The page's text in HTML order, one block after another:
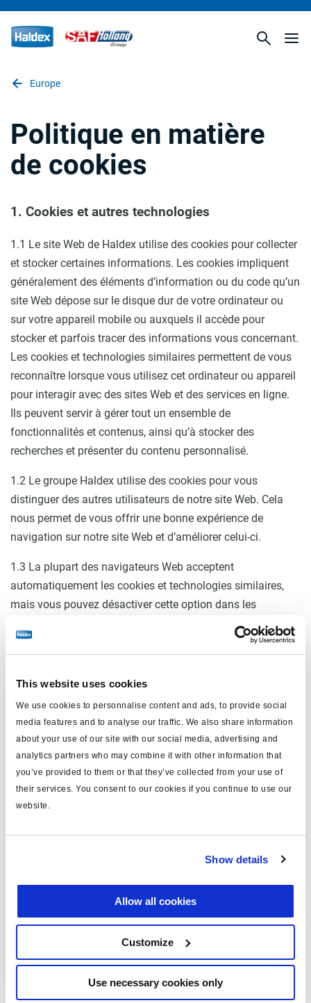
This website uses cookies
We use cookies to personnalise content and ads, to provide social
media features and to analyse our traffic. We also share information
about your use of our site with our social media, advertising and
analytics partners who may combine it with other information that
you’ve provided to them or that they’ve collected from your use of
their services. You consent to our cookies if you continue to use our
website.
Show details
Allow all cookies
Customize
Use necessary cookies only
Europe
Politique en matière
de cookies
1. Cookies et autres technologies
1.1 Le site Web de Haldex utilise des cookies pour collecter
et stocker certaines informations. Les cookies impliquent
généralement des éléments d’information ou du code qu’un
site Web dépose sur le disque dur de votre ordinateur ou
sur votre appareil mobile ou auxquels il accède pour
stocker et parfois tracer des informations vous concernant.
Les cookies et technologies similaires permettent de vous
reconnaître lorsque vous utilisez cet ordinateur ou appareil
pour interagir avec des sites Web et des services en ligne.
Ils peuvent servir à gérer tout un ensemble de
fonctionnalités et contenus, ainsi qu’à stocker des
recherches et présenter du contenu personnalisé.
1.2 Le groupe Haldex utilise des cookies pour vous
distinguer des autres utilisateurs de notre site Web. Cela
nous permet de vous offrir une bonne expérience de
navigation sur notre site Web et d’améliorer celui-ci.
1.3 La plupart des navigateurs Web acceptent
automatiquement les cookies et technologies similaires,
mais vous pouvez désactiver cette option dans les
paramètres de votre navigateur. Pour cela, suivez la
procédure indiquée dans votre manuel ou sur l’écran d’aide.
désactiver les cookies. Toutefois, vous risquez de ne pas
désactivez.
1.4 Un certain nombre de cookies et technologies similaires
Internet ou session d’application et expirent lorsque vous
fermez votre navigateur. D’autres sont utilisés pour se
la mesure où ils sont nécessaires à l’exécution d’un contrat
conclu avec vous ou parce qu’il est dans notre intérêt
légitime de les utiliser (lorsque nous avons estimé que vos
droits ne priment pas sur notre intérêt) et, dans certains
cas, lorsque la loi l’exige, lorsque vous avez consenti à leur